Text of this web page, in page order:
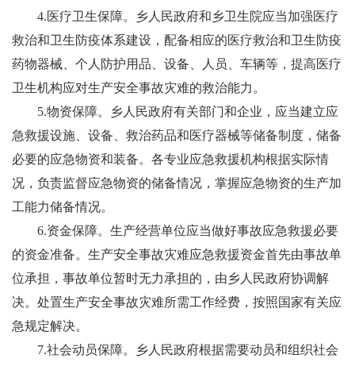
4.医疗卫生保障。
乡人民政府和乡卫生院应当加强医疗
救治和卫生防疫体系建设，配备相应的医疗救治和卫生防疫
药物器械、个人防护用品、设备、人员、车辆等，提高医疗
卫生机构应对生产安全事故灾难的救治能力。
5.物资保障。
乡人民政府有关部门和企业，应当建立应
急救援设施、设备、救治药品和医疗器械等储备制度，储备
必要的应急物资和装备。各专业应急救援机构根据实际情
况，负责监督应急物资的储备情况，掌握应急物资的生产加
工能力储备情况。
6.资金保障。 生产经营单位应当做好事故应急救援必要
的资金准备。生产安全事故灾难应急救援资金首先由事故单
位承担，事故单位暂时无力承担的，由乡人民政府协调解
决。处置生产安全事故灾难所需工作经费，按照国家有关应
急规定解决。
7.社会动员保障。
乡人民政府根据需要动员和组织社会